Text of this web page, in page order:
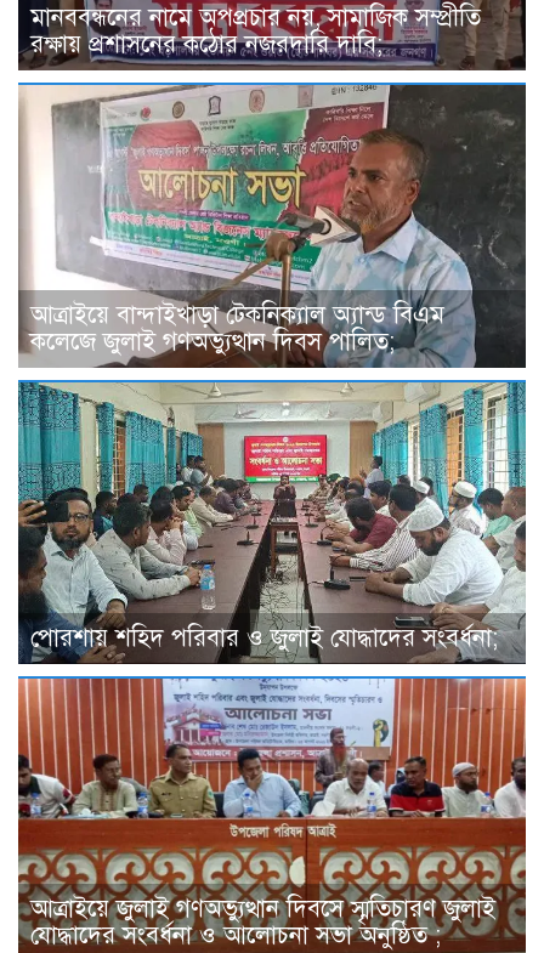
মানববন্ধনের নামে অপপ্রচার নয়, সামাজিক সম্প্রীতি
রক্ষায় প্রশাসনের কঠোর নজরদারি দাবি;
আত্রাইয়ে বান্দাইখাড়া টেকনিক্যাল অ্যান্ড বিএম
কলেজে জুলাই গণঅভ্যুত্থান দিবস পালিত;
পোরশায় শহিদ পরিবার ও জুলাই যোদ্ধাদের সংবর্ধনা;
আত্রাইয়ে জুলাই গণঅভ্যুত্থান দিবসে স্মৃতিচারণ জুলাই
যোদ্ধাদের সংবর্ধনা ও আলোচনা সভা অনুষ্ঠিত ;